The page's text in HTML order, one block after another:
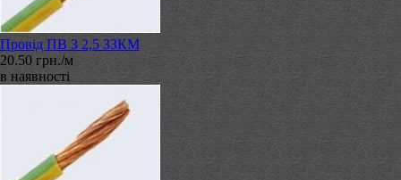
Провід ПВ 3 2,5 ЗЗКМ
20.50 грн./м
в наявності